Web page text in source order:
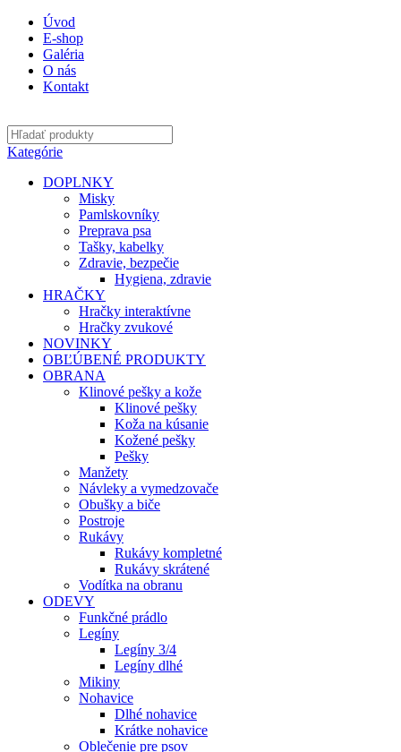
Úvod
E-shop
Galéria
O nás
Kontakt
Kategórie
DOPLNKY
Misky
Pamlskovníky
Preprava psa
Tašky, kabelky
Zdravie, bezpečie
Hygiena, zdravie
HRAČKY
Hračky interaktívne
Hračky zvukové
NOVINKY
OBĽÚBENÉ PRODUKTY
OBRANA
Klinové pešky a kože
Klinové pešky
Koža na kúsanie
Kožené pešky
Pešky
Manžety
Návleky a vymedzovače
Obušky a biče
Postroje
Rukávy
Rukávy kompletné
Rukávy skrátené
Vodítka na obranu
ODEVY
Funkčné prádlo
Legíny
Legíny 3/4
Legíny dlhé
Mikiny
Nohavice
Dlhé nohavice
Krátke nohavice
Oblečenie pre psov